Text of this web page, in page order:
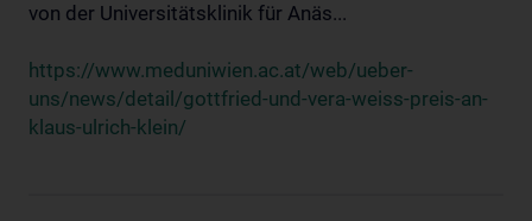
von der Universitätsklinik für Anäs...
https://www.meduniwien.ac.at/web/ueber-
uns/news/detail/gottfried-und-vera-weiss-preis-an-
klaus-ulrich-klein/